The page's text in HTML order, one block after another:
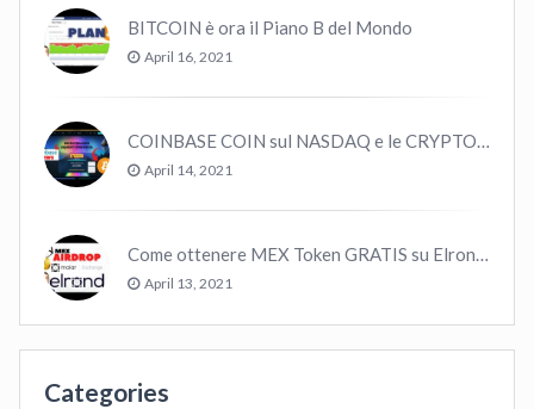
BITCOIN è ora il Piano B del Mondo
April 16, 2021
COINBASE COIN sul NASDAQ e le CRYPTO volano!
April 14, 2021
Come ottenere MEX Token GRATIS su Elrond ?
April 13, 2021
Categories